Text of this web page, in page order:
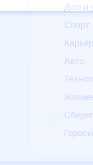
Дом
Спорт
Авто